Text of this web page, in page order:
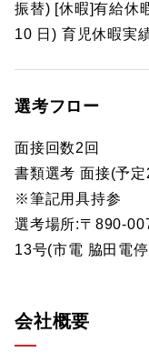
振替) [休暇]有給休
10 日) 育児休暇実
選考フロー
面接回数2回
書類選考 面接(予
※筆記用具持参
選考場所:〒890-
13号(市電 脇田電
会社概要